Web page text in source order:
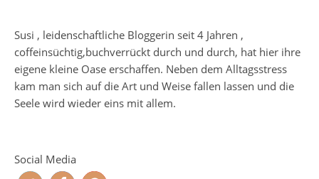
Susi , leidenschaftliche Bloggerin seit 4 Jahren ,
coffeinsüchtig,buchverrückt durch und durch, hat hier ihre
eigene kleine Oase erschaffen. Neben dem Alltagsstress
kam man sich auf die Art und Weise fallen lassen und die
Seele wird wieder eins mit allem.
Social Media